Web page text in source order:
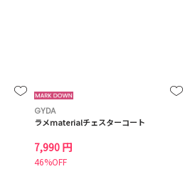
GYDA
ラメmaterialチェスターコート
7,990 円
46%OFF